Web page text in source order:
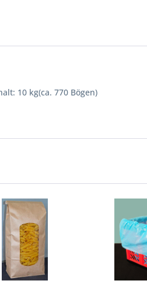
10 kg(ca. 770 Bögen)